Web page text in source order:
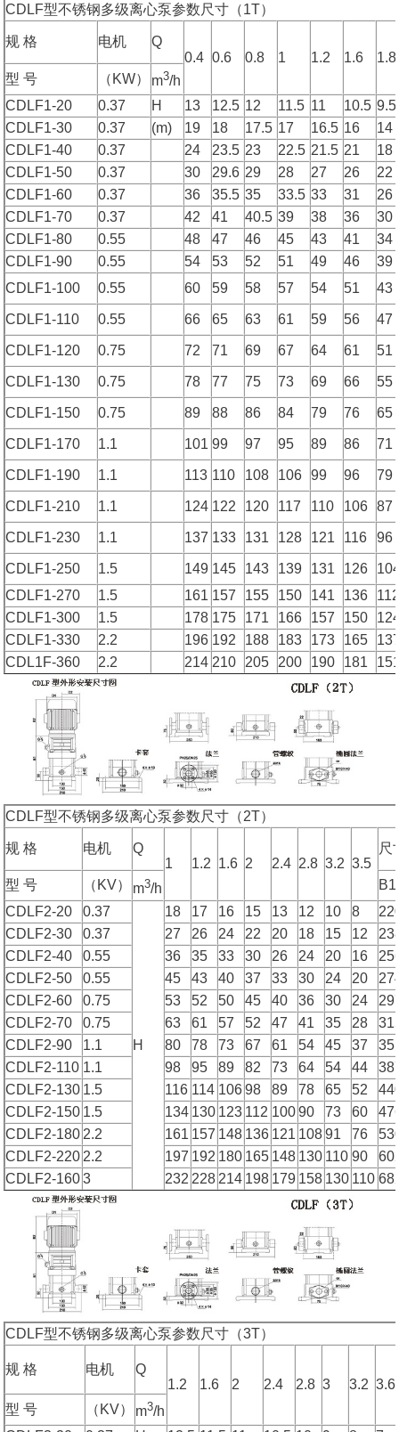
CDLF型不锈钢多级离心泵参数尺寸（1T）
规 格 电机
Q
0.4 0.6 0.8 1 1.2 1.6
1.8
型 号
（KW） m3/h
CDLF1-20
0.37 H 13 12.5 12 11.5 11 10.5 9.5
CDLF1-30
0.37 (m) 19 18 17.5 17 16.5 16
14
CDLF1-40
0.37 24 23.5 23 22.5 21.5 21
18
CDLF1-50
0.37 30 29.6 29 28 27 26
22
CDLF1-60
0.37 36 35.5 35 33.5 33 31
26
CDLF1-70
0.37 42 41 40.5 39 38 36
30
CDLF1-80
0.55 48 47 46 45 43 41
34
CDLF1-90
0.55 54 53 52 51 49 46
39
CDLF1-100
0.55 60 59 58 57 54 51 43
CDLF1-110 0.55 66 65 63 61 59 56 47
CDLF1-120 0.75 72 71 69 67 64 61 51
CDLF1-130 0.75 78 77 75 73 69 66 55
CDLF1-150 0.75 89 88 86 84 79 76 65
CDLF1-170 1.1 101 99 97 95 89 86 71
CDLF1-190 1.1 113 110 108 106 99 96 79
CDLF1-210 1.1 124 122 120 117 110 106 87
CDLF1-230 1.1 137 133 131 128 121 116 96
CDLF1-250 1.5 149 145 143 139 131 126
CDLF1-270
1.5 161 157 155 150 141 136
CDLF1-300
1.5 178 175 171 166 157 150
CDLF1-330
2.2 196 192 188 183 173 165
CDL1F-360
2.2 214 210 205 200 190 181
CDLF型不锈钢多级离心泵参数尺寸（2T）
规 格 电机
Q
1
1.2 1.6 2 2.4 2.8 3.2 3.5
尺
型 号 （KV） m3/h
B1
CDLF2-20
0.37
H
18 17 16 15 13 12 10 8
CDLF2-30
0.37 27 26 24 22 20 18 15 12
CDLF2-40
0.55 36 35 33 30 26 24 20 16
CDLF2-50
0.55 45 43 40 37 33 30 24 20
CDLF2-60
0.75 53 52 50 45 40 36 30 24
CDLF2-70
0.75 63 61 57 52 47 41 35 28
CDLF2-90
1.1 80 78 73 67 61 54 45 37
CDLF2-110 1.1 98 95 89 82 73 64 54 44
CDLF2-130 1.5 116 114 106 98 89 78 65 52
CDLF2-150 1.5 134 130 123 112 100 90 73 60
CDLF2-180 2.2 161 157 148 136 121 108 91 76
CDLF2-220 2.2 197 192 180 165 148 130 110 90
CDLF2-160 3 232 228 214 198 179 158 130 110
CDLF型不锈钢多级离心泵参数尺寸（3T）
规 格 电机
Q
1.2
1.6 2 2.4 2.8 3 3.2 3.6
型 号
（KV） m3/h